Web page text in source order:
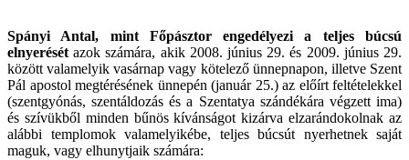
Spányi Antal, mint Főpásztor engedélyezi a teljes búcsú
elnyerését azok számára, akik 2008. június 29. és 2009. június 29.
között valamelyik vasárnap vagy kötelező ünnepnapon, illetve Szent
Pál apostol megtérésének ünnepén (január 25.) az előírt feltételekkel
(szentgyónás, szentáldozás és a Szentatya szándékára végzett ima)
és szívükből minden bűnös kívánságot kizárva elzarándokolnak az
alábbi templomok valamelyikébe, teljes búcsút nyerhetnek saját
maguk, vagy elhunytjaik számára: